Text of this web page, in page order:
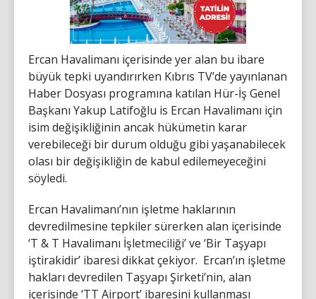
Ercan Havalimanı içerisinde yer alan bu ibare
büyük tepki uyandırırken Kıbrıs TV’de yayınlanan
Haber Dosyası programına katılan Hür-İş Genel
Başkanı Yakup Latifoğlu is Ercan Havalimanı için
isim değişikliğinin ancak hükümetin karar
verebileceği bir durum olduğu gibi yaşanabilecek
olası bir değişikliğin de kabul edilemeyeceğini
söyledi.
Ercan Havalimanı’nın işletme haklarının
devredilmesine tepkiler sürerken alan içerisinde
‘T & T Havalimanı İşletmeciliği’ ve ‘Bir Taşyapı
iştirakidir’ ibaresi dikkat çekiyor. Ercan’ın işletme
hakları devredilen Taşyapı Şirketi’nin, alan
içerisinde ‘TT Airport’ ibaresini kullanması